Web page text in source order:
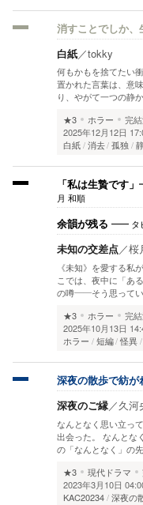
消すことでしか、
白紙／tokky
何もかもを捨てたい
置かれた言葉は、意
り、やがて一つの静
★3
ホラー 完
2025年12月12日
白紙 消去 孤独
「私は生贄です
月 和順
余韻が残る タ
未知の交差点／桜
《未知》を愛する私
こでは、夜中に「あ
の噂――そう思って
★3
ホラー 完
2025年10月13日
ホラー
短編 怪異
深夜の散歩で紡が
深夜のご縁／久河
なんとなく思い立っ
出会った。 なんとな
の「なんとなく」の
★3
現代ドラマ
2023年3月10日
KAC20234 深夜の